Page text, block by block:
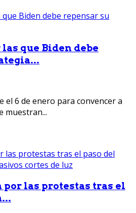
que Biden debe
el 6 de enero para convencer a
muestran...
por las protestas tras el